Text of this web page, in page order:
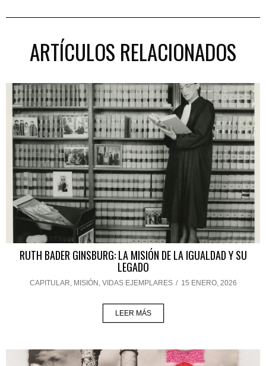
ARTÍCULOS RELACIONADOS
RUTH BADER GINSBURG: LA MISIÓN DE LA IGUALDAD Y SU
LEGADO
CAPITULAR MISIÓN VIDAS EJEMPLARES / 15 ENERO, 2026
LEER MÁS